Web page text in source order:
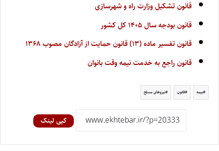
قانون تشکیل وزارت راه و شهرسازی
قانون بودجه سال ۱۴۰۵ کل کشور
قانون تفسیر ماده (۱۳) قانون حمایت از آزادگان مصوب ۱۳۶۸
قانون راجع به خدمت نیمه وقت بانوان
بیمه قانون نیروهای مسلح
کپی لینک